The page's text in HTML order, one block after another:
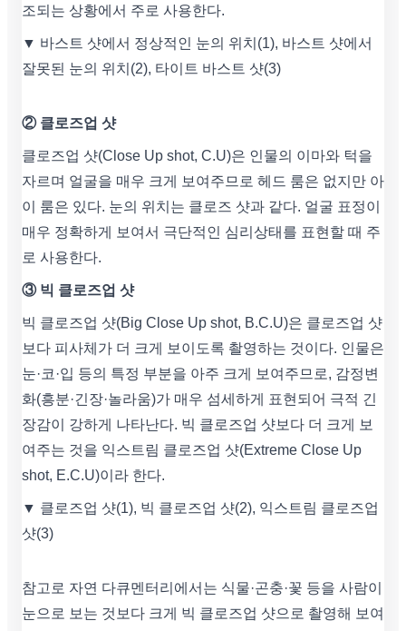
조되는 상황에서 주로 사용한다.
▼ 바스트 샷에서 정상적인 눈의 위치(1), 바스트 샷에서
잘못된 눈의 위치(2), 타이트 바스트 샷(3)
② 클로즈업 샷
클로즈업 샷(Close Up shot, C.U)은 인물의 이마와 턱을
자르며 얼굴을 매우 크게 보여주므로 헤드 룸은 없지만 아
이 룸은 있다. 눈의 위치는 클로즈 샷과 같다. 얼굴 표정이
매우 정확하게 보여서 극단적인 심리상태를 표현할 때 주
로 사용한다.
③ 빅 클로즈업 샷
빅 클로즈업 샷(Big Close Up shot, B.C.U)은 클로즈업 샷
보다 피사체가 더 크게 보이도록 촬영하는 것이다. 인물은
눈·코·입 등의 특정 부분을 아주 크게 보여주므로, 감정변
화(흥분·긴장·놀라움)가 매우 섬세하게 표현되어 극적 긴
장감이 강하게 나타난다. 빅 클로즈업 샷보다 더 크게 보
여주는 것을 익스트림 클로즈업 샷(Extreme Close Up
shot, E.C.U)이라 한다.
▼ 클로즈업 샷(1), 빅 클로즈업 샷(2), 익스트림 클로즈업
샷(3)
참고로 자연 다큐멘터리에서는 식물·곤충·꽃 등을 사람이
눈으로 보는 것보다 크게 빅 클로즈업 샷으로 촬영해 보여